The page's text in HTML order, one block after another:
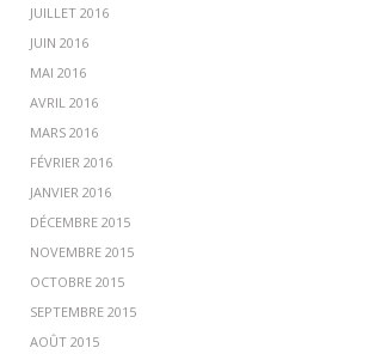
JUILLET 2016
JUIN 2016
MAI 2016
AVRIL 2016
MARS 2016
FÉVRIER 2016
JANVIER 2016
DÉCEMBRE 2015
NOVEMBRE 2015
OCTOBRE 2015
SEPTEMBRE 2015
AOÛT 2015